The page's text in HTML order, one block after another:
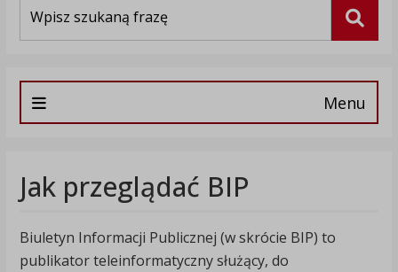
Menu
Jak przeglądać BIP
Biuletyn Informacji Publicznej (w skrócie BIP) to
publikator teleinformatyczny służący, do